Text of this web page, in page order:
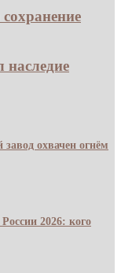
охвачен огнём
2026: кого